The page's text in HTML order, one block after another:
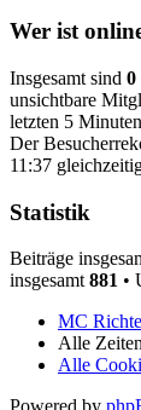
Wer ist
Insgesamt sind 0
unsichtbare
letzten 5
Der
11:37
Statistik
Beiträge
insgesamt 881 •
MC
Alle
Alle